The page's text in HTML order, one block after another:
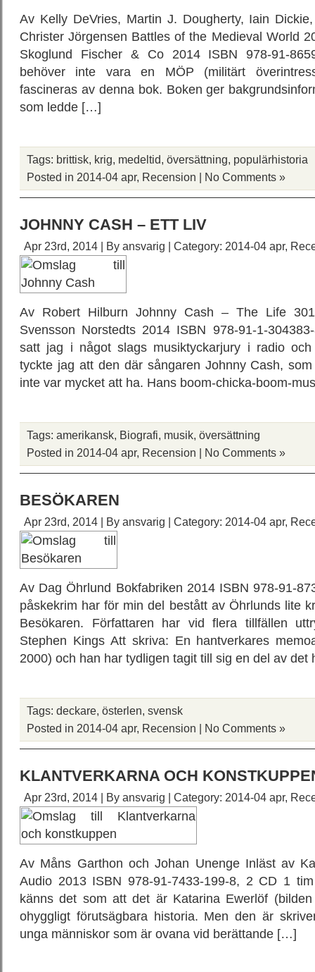
Av Kelly DeVries, Martin J. Dougherty, Iain
Christer Jörgensen Battles of the Medieval World
Skoglund Fischer & Co 2014 ISBN 978-91-
behöver inte vara en MÖP (militärt
fascineras av denna bok. Boken ger
som ledde […]
Tags: brittisk, krig, medeltid, översättning, populärhistoria
Posted in 2014-04 apr, Recension | No Comments »
JOHNNY CASH – ETT LIV
Apr 23rd, 2014 | By ansvarig | Category: 2014-04 apr,
Av Robert Hilburn Johnny Cash – The Life
Svensson Norstedts 2014 ISBN 978-91-1-
satt jag i något slags musiktyckarjury i radio
tyckte jag att den där sångaren Johnny Cash,
inte var mycket att ha. Hans boom-chicka-boom-
Tags: amerikansk, Biografi, musik, översättning
Posted in 2014-04 apr, Recension | No Comments »
BESÖKAREN
Apr 23rd, 2014 | By ansvarig | Category: 2014-04 apr,
Av Dag Öhrlund Bokfabriken 2014 ISBN 978-91-
påskekrim har för min del bestått av Öhrlunds lite
Besökaren. Författaren har vid flera tillfällen
Stephen Kings Att skriva: En hantverkares
2000) och han har tydligen tagit till sig en del av
Tags: deckare, österlen, svensk
Posted in 2014-04 apr, Recension | No Comments »
KLANTVERKARNA OCH
Apr 23rd, 2014 | By ansvarig | Category: 2014-04 apr,
Av Måns Garthon och Johan Unenge Inläst av
Audio 2013 ISBN 978-91-7433-199-8, 2 CD 1
känns det som att det är Katarina Ewerlöf
ohyggligt förutsägbara historia. Men den är
unga människor som är ovana vid berättande […]